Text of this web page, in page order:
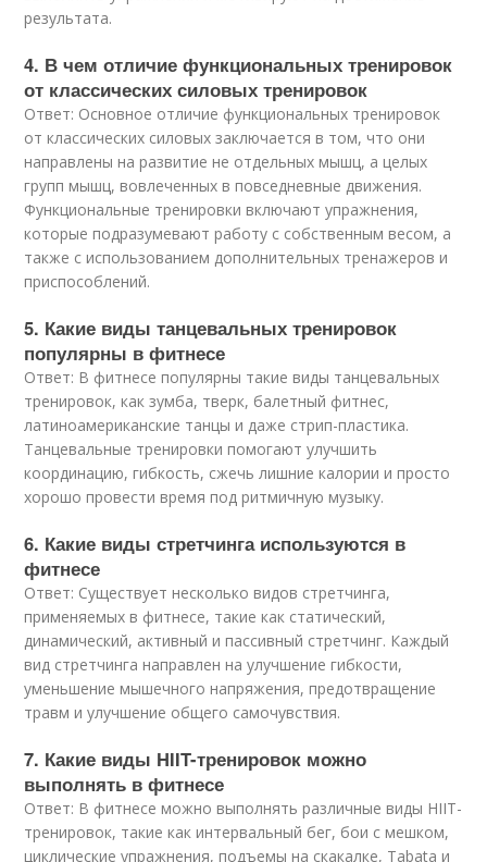
результата.
4. В чем отличие функциональных тренировок
от классических силовых тренировок
Ответ: Основное отличие функциональных тренировок
от классических силовых заключается в том, что они
направлены на развитие не отдельных мышц, а целых
групп мышц, вовлеченных в повседневные движения.
Функциональные тренировки включают упражнения,
которые подразумевают работу с собственным весом, а
также с использованием дополнительных тренажеров и
приспособлений.
5. Какие виды танцевальных тренировок
популярны в фитнесе
Ответ: В фитнесе популярны такие виды танцевальных
тренировок, как зумба, тверк, балетный фитнес,
латиноамериканские танцы и даже стрип-пластика.
Танцевальные тренировки помогают улучшить
координацию, гибкость, сжечь лишние калории и просто
хорошо провести время под ритмичную музыку.
6. Какие виды стретчинга используются в
фитнесе
Ответ: Существует несколько видов стретчинга,
применяемых в фитнесе, такие как статический,
динамический, активный и пассивный стретчинг. Каждый
вид стретчинга направлен на улучшение гибкости,
уменьшение мышечного напряжения, предотвращение
травм и улучшение общего самочувствия.
7. Какие виды HIIT-тренировок можно
выполнять в фитнесе
Ответ: В фитнесе можно выполнять различные виды HIIT-
тренировок, такие как интервальный бег, бои с мешком,
циклические упражнения, подъемы на скакалке, Tabata и